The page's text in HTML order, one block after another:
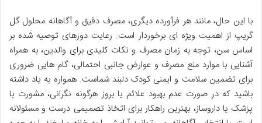
با این حال، مانند هر فرآورده دیگری، مصرف دقیق و آگاهانه محلول گل
گریپ از اهمیت ویژه ای برخوردار است. رعایت دوزهای توصیه شده بر
اساس سن، توجه به زمان مصرف و نکات کلیدی برای والدین، به همراه
آشنایی با موارد منع مصرف و عوارض جانبی احتمالی، گام هایی ضروری
برای تضمین سلامت و ایمنی کودک دلبند شماست. همواره به یاد داشته
باشید که در صورت عدم بهبود علائم یا بروز هرگونه نگرانی، مشورت با
پزشک یا داروساز، بهترین راهکار برای اتخاذ تصمیمی درست و مسئولانه